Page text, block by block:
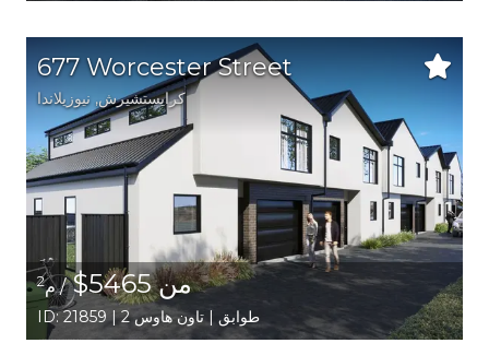
677 Worcester Street
كرايستشيرش, نيوزيلاندا
من 5465$ / م2
ID: 21859 | 2 طوابق | تاون هاوس